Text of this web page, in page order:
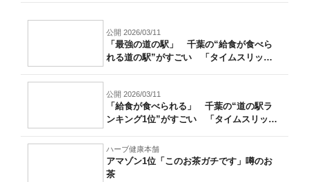
公開 2026/03/11
「最強の道の駅」 千葉の“給食が食べら
れる道の駅”がすごい 「タイムスリップ
公開 2026/03/11
「給食が食べられる」 千葉の“道の駅ラ
ンキング1位”がすごい 「タイムスリップ
ハーブ健康本舗
アマゾン1位「このお茶ガチです」噂のお
茶